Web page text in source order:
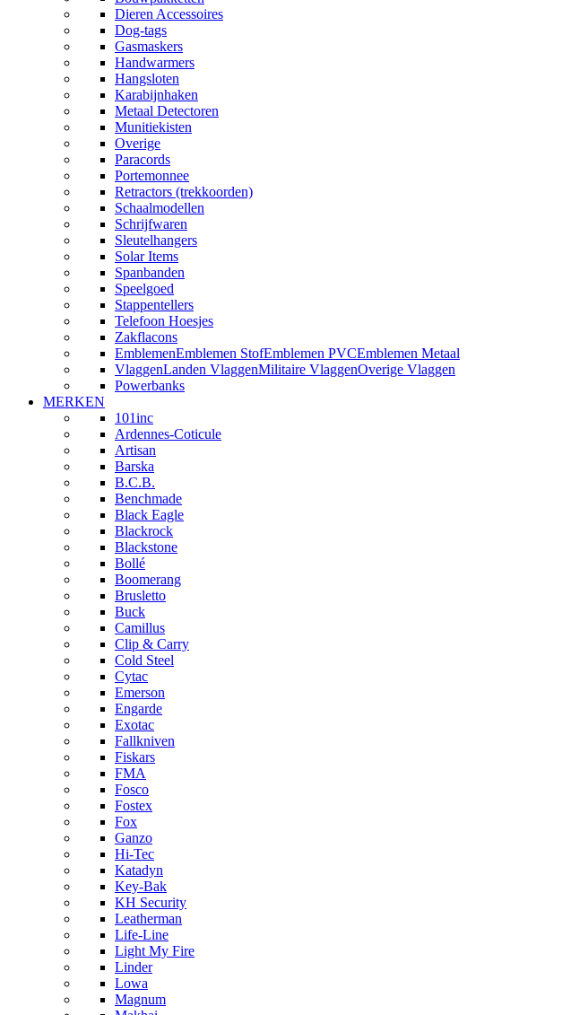
Dieren Accessoires
Dog-tags
Gasmaskers
Handwarmers
Hangsloten
Karabijnhaken
Metaal Detectoren
Munitiekisten
Overige
Paracords
Portemonnee
Retractors (trekkoorden)
Schaalmodellen
Schrijfwaren
Sleutelhangers
Solar Items
Spanbanden
Speelgoed
Stappentellers
Telefoon Hoesjes
Zakflacons
EmblemenEmblemen StofEmblemen PVCEmblemen Metaal
VlaggenLanden VlaggenMilitaire VlaggenOverige Vlaggen
Powerbanks
MERKEN
101inc
Ardennes-Coticule
Artisan
Barska
B.C.B.
Benchmade
Black Eagle
Blackrock
Blackstone
Bollé
Boomerang
Brusletto
Buck
Camillus
Clip & Carry
Cold Steel
Cytac
Emerson
Engarde
Exotac
Fallkniven
Fiskars
FMA
Fosco
Fostex
Fox
Ganzo
Hi-Tec
Katadyn
Key-Bak
KH Security
Leatherman
Life-Line
Light My Fire
Linder
Lowa
Magnum